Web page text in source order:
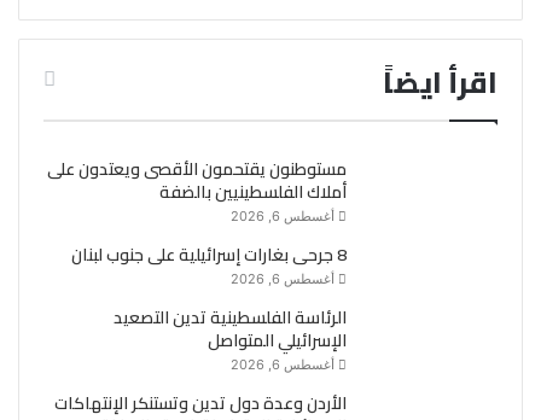
اقرأ ايضاً
مستوطنون يقتحمون الأقصى ويعتدون على
أملاك الفلسطينيين بالضفة
أغسطس 6, 2026
8 جرحى بغارات إسرائيلية على جنوب لبنان
أغسطس 6, 2026
الرئاسة الفلسطينية تدين التصعيد
الإسرائيلي المتواصل
أغسطس 6, 2026
الأردن وعدة دول تدين وتستنكر الإنتهاكات